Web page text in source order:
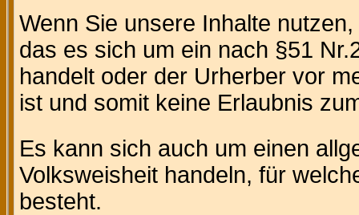
Wenn Sie unsere Inhalte
das es sich um ein nach §51
handelt oder der Urherber vor
ist und somit keine Erlaubnis
Es kann sich auch um einen
Volksweisheit handeln, für
besteht.